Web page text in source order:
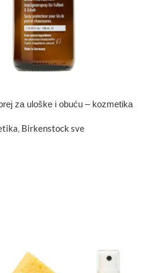
za uloške i obuću – kozmetika
, Birkenstock sve